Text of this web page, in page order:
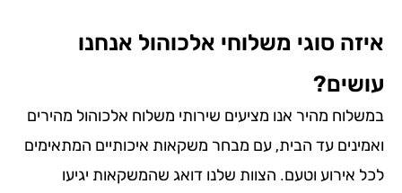
סוגי משלוחי אלכוהול אנחנו
מהיר אנו מציעים שירותי משלוח אלכוהול מהירים
עד הבית, עם מבחר משקאות איכותיים המתאימים
אירוע וטעם. הצוות שלנו דואג שהמשקאות יגיעו